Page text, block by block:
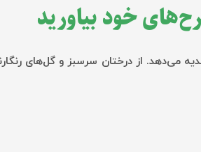
خود بیاورید
می‌دهد. از درختان سرسبز و گل‌های